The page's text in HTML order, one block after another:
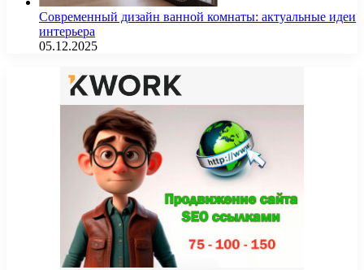
Современный дизайн ванной комнаты: актуальные идеи
интерьера
05.12.2025